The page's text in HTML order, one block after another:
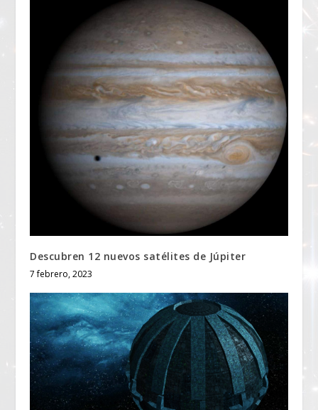
Descubren 12 nuevos satélites de Júpiter
7 febrero, 2023